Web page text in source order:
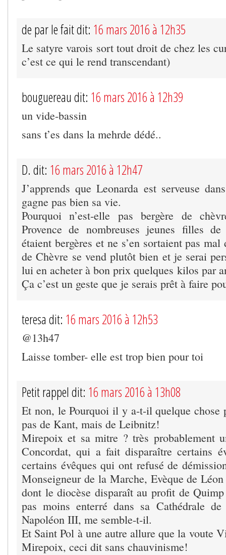
de par le fait dit: 16 mars 2016 à 12h35
Le satyre varois sort tout droit de chez les
c’est ce qui le rend transcendant)
bouguereau dit: 16 mars 2016 à 12h39
un vide-bassin
sans t’es dans la mehrde dédé..
D. dit: 16 mars 2016 à 12h47
J’apprends que Leonarda est serveuse
gagne pas bien sa vie.
Pourquoi n’est-elle pas bergère de
Provence de nombreuses jeunes filles
étaient bergères et ne s’en sortaient pas
de Chèvre se vend plutôt bien et je serai
lui en acheter à bon prix quelques kilos par
Ça c’est un geste que je serais prêt à faire
teresa dit: 16 mars 2016 à 12h53
@13h47
Laisse tomber- elle est trop bien pour toi
Petit rappel dit: 16 mars 2016 à 13h08
Et non, le Pourquoi il y a-t-il quelque chose
pas de Kant, mais de Leibnitz!
Mirepoix et sa mitre ? très probablement
Concordat, qui a fait disparaître certains
certains évêques qui ont refusé de
Monseigneur de la Marche, Evèque de
dont le diocèse disparaît au profit de
pas moins enterré dans sa Cathédrale
Napoléon III, me semble-t-il.
Et Saint Pol à une autre allure que la voute
Mirepoix, ceci dit sans chauvinisme!